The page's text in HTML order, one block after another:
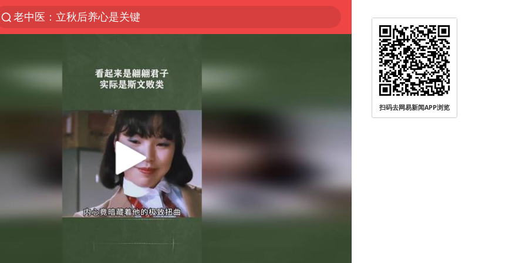
老中医：立秋后养心是关键
泉州市委书记张毅恭被查
秘鲁和墨西哥宣布恢复外交关系
沙特土耳其巴基斯坦签署共同防务协议
中医教你一招提升气血
全球首个长时储能一体化产业园量产
四川宜宾市高县4.9级地震致1人死亡
胜宏科技：股票交易异常波动
2名小孩玩手机低头幅度近乎折叠
38岁演员求职万岁山NPC成功
扫码去网易新闻APP浏览